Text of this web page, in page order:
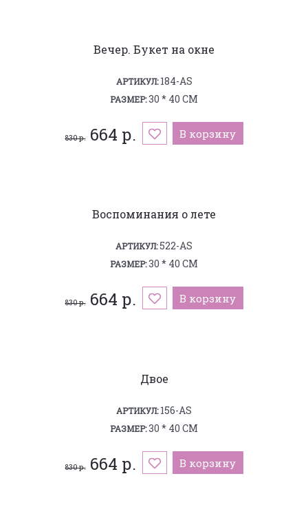
Вечер. Букет на окне
АРТИКУЛ:184-AS
РАЗМЕР:30 * 40 СМ
830 р.664 р. В корзину
Воспоминания о лете
АРТИКУЛ:522-AS
РАЗМЕР:30 * 40 СМ
830 р.664 р. В корзину
Двое
АРТИКУЛ:156-AS
РАЗМЕР:30 * 40 СМ
830 р.664 р. В корзину